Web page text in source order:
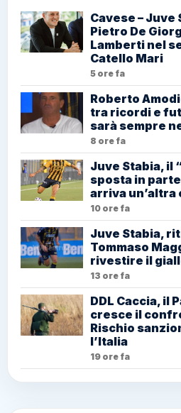
Cavese –
Pietro De
Lamberti nel
Catello Mari
5 ore fa
Roberto
tra ricordi e
sarà sempre
8 ore fa
Juve Stabia, il
sposta in
arriva un’altra
10 ore fa
Juve Stabia,
Tommaso
rivestire il
13 ore fa
DDL Caccia, il
cresce il
Rischio
l’Italia
19 ore fa